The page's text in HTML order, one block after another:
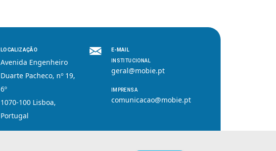
LOCALIZAÇÃO
Avenida Engenheiro
Duarte Pacheco, nº 19,
6º
1070-100 Lisboa,
Portugal
E-MAIL
INSTITUCIONAL
geral@mobie.pt
IMPRENSA
comunicacao@mobie.pt